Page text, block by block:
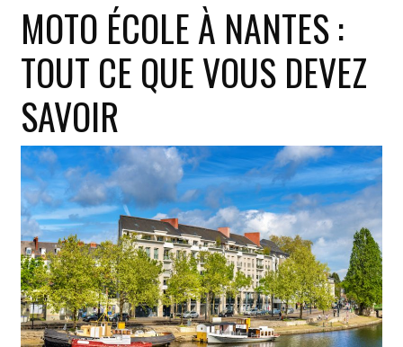
Nice
apprendre,
s’entraîner
et
réussir
son
permis
moto
MOTO ÉCOLE À NANTES :
TOUT CE QUE VOUS DEVEZ
SAVOIR